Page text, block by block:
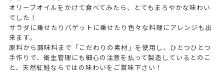
オリーブオイルをかけて食べてみたら、とてもまろやかな味わい
でした！
サラダに乗せたりバゲットに乗せたり色々な料理にアレンジも出
来ます。
原料から調味料まで「こだわりの素材」を使用し、ひとつひとつ
手作りで、衛生管理にも細心の注意を払って製造しているとのこ
と、天然紅鮭ならではの味わいをご賞味下さい！